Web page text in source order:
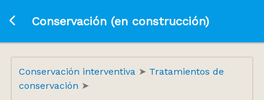
Ir a la página principal
Conservación (en construcción)
Conservación interventiva
Tratamientos de
conservación